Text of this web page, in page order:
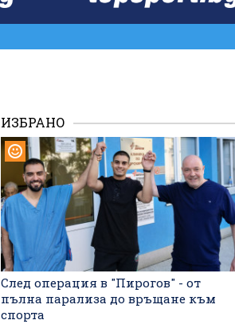
ИЗБРАНО
След операция в "Пирогов" - от
пълна парализа до връщане към
спорта